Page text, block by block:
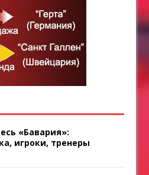
«Бавария»:
игроки, тренеры